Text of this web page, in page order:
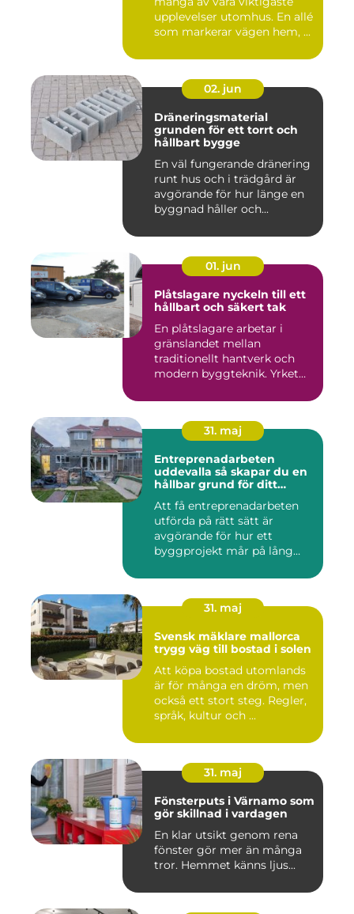
upplevelser utomhus. En allé
som markerar vägen hem, ...
02. jun
Dräneringsmaterial
grunden för ett torrt och
hållbart bygge
En väl fungerande dränering
runt hus och i trädgård är
avgörande för hur länge en
byggnad håller och...
01. jun
Plåtslagare nyckeln till ett
hållbart och säkert tak
En plåtslagare arbetar i
gränslandet mellan
traditionellt hantverk och
modern byggteknik. Yrket
31. maj
Entreprenadarbeten
uddevalla så skapar du en
hållbar grund för ditt
Att få entreprenadarbeten
utförda på rätt sätt är
avgörande för hur ett
byggprojekt mår på lång
31. maj
Svensk mäklare mallorca
trygg väg till bostad i solen
Att köpa bostad utomlands
är för många en dröm, men
också ett stort steg. Regler,
språk, kultur och ...
31. maj
Fönsterputs i Värnamo som
gör skillnad i vardagen
En klar utsikt genom rena
fönster gör mer än många
tror. Hemmet känns ljus...